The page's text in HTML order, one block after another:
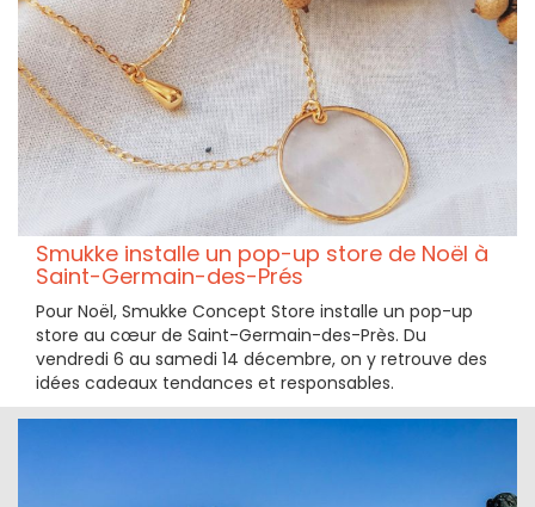
Smukke installe un pop-up store de Noël à
Saint-Germain-des-Prés
Pour Noël, Smukke Concept Store installe un pop-up
store au cœur de Saint-Germain-des-Près. Du
vendredi 6 au samedi 14 décembre, on y retrouve des
idées cadeaux tendances et responsables.